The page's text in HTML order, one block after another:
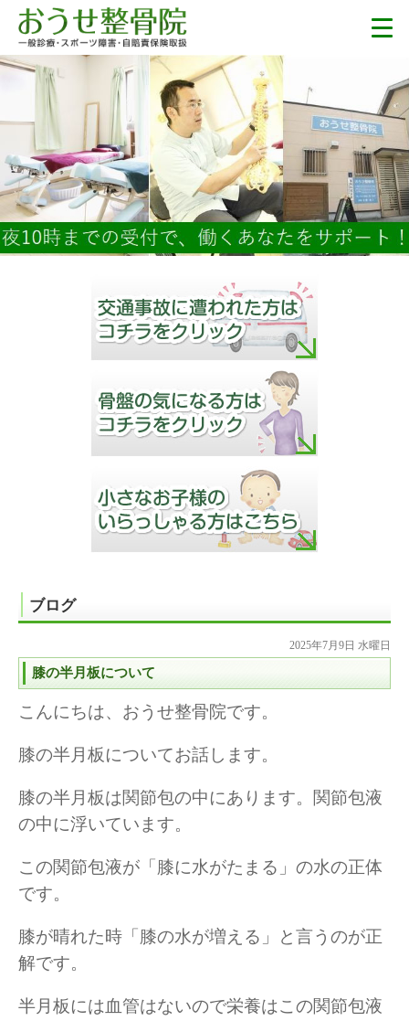
ブログ
2025年7月9日 水曜日
膝の半月板について
こんにちは、おうせ整骨院です。
膝の半月板についてお話します。
膝の半月板は関節包の中にあります。関節包液
の中に浮いています。
この関節包液が「膝に水がたまる」の水の正体
です。
膝が晴れた時「膝の水が増える」と言うのが正
解です。
半月板には血管はないので栄養はこの関節包液